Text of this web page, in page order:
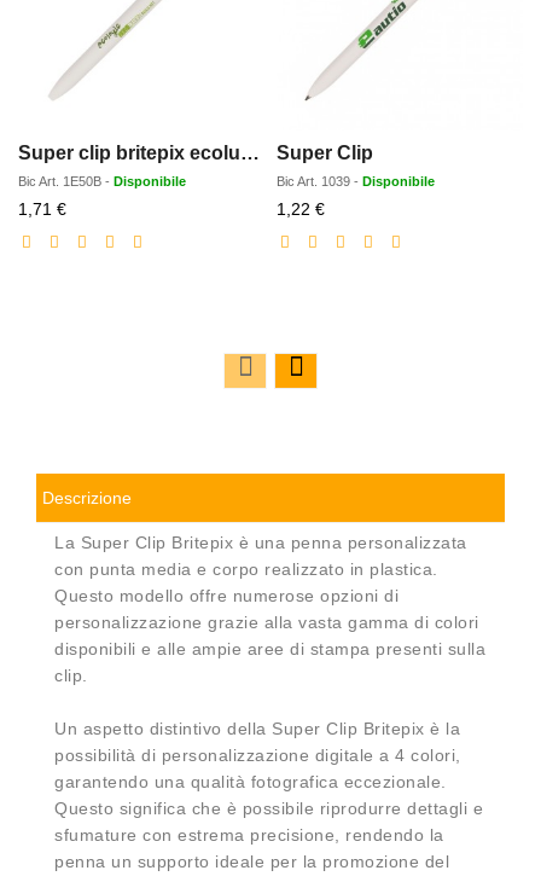
Super clip britepix ecolutions
Bic Art. 1E50B - Disponibile
1,71 €Prezzo
scontato
Super Clip
Bic Art. 1039 - Disponibile
1,22 €Prezzo
scontato
Descrizione
La Super Clip Britepix è una penna personalizzata
con punta media e corpo realizzato in plastica.
Questo modello offre numerose opzioni di
personalizzazione grazie alla vasta gamma di colori
disponibili e alle ampie aree di stampa presenti sulla
clip.
Un aspetto distintivo della Super Clip Britepix è la
possibilità di personalizzazione digitale a 4 colori,
garantendo una qualità fotografica eccezionale.
Questo significa che è possibile riprodurre dettagli e
sfumature con estrema precisione, rendendo la
penna un supporto ideale per la promozione del